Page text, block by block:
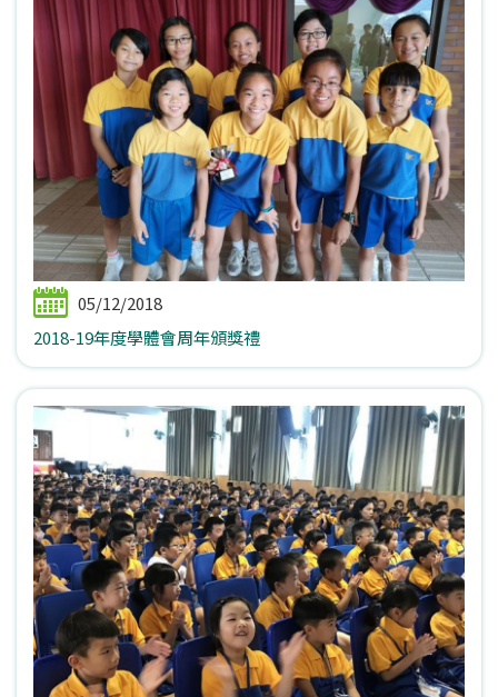
05/12/2018
2018-19年度學體會周年頒獎禮